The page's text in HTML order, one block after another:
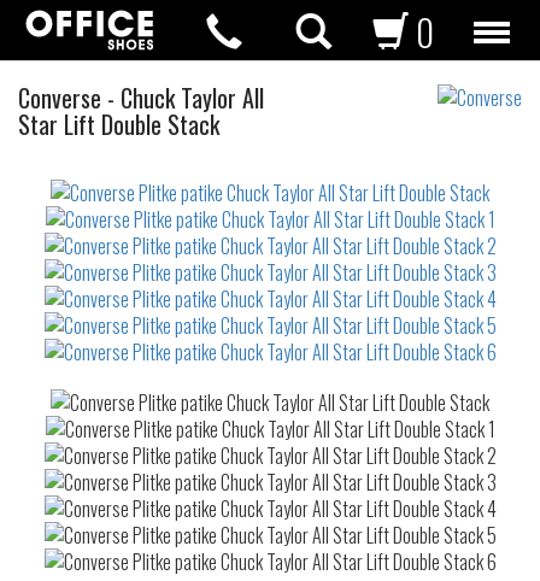
0
Converse Plitke
patike
- Chuck Taylor All
Star Lift Double Stack
waterproof
waterrepellent